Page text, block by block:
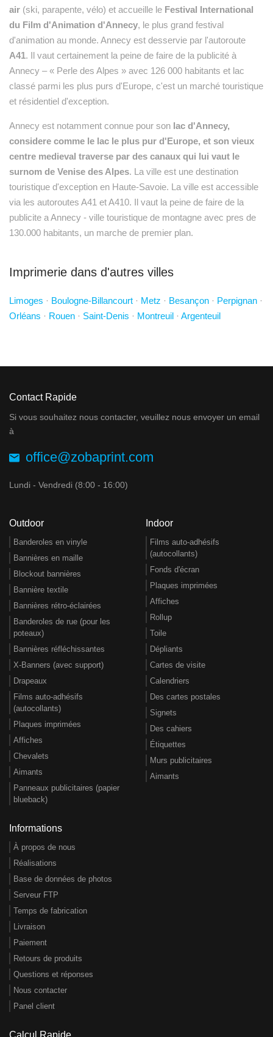
air (ski, parapente, vélo) et accueille le Festival International
du Film d'Animation d'Annecy, le plus grand festival
d'animation au monde. Annecy est desservie par l'autoroute
A41. Il vaut certainement la peine de faire de la publicité à
Annecy – « Perle des Alpes » avec 126 000 habitants et lac
classé parmi les plus purs d'Europe, c'est un marché touristique
et résidentiel d'exception.
Annecy est notamment connue pour son lac d'Annecy,
considere comme le lac le plus pur d'Europe, et son vieux
centre medieval traverse par des canaux qui lui vaut le
surnom de Venise des Alpes. La ville est une destination
touristique d'exception en Haute-Savoie. La ville est accessible
via les autoroutes A41 et A410. Il vaut la peine de faire de la
publicite a Annecy - ville touristique de montagne avec pres de
130.000 habitants, un marche de premier plan.
Imprimerie dans d'autres villes
Limoges · Boulogne-Billancourt · Metz · Besançon · Perpignan ·
Orléans · Rouen · Saint-Denis · Montreuil · Argenteuil
Contact Rapide
Si vous souhaitez nous contacter, veuillez nous envoyer un email
à
office@zobaprint.com
Lundi - Vendredi (8:00 - 16:00)
Outdoor
Banderoles en vinyle
Bannières en maille
Blockout bannières
Bannière textile
Bannières rétro-éclairées
Banderoles de rue (pour les
poteaux)
Bannières réfléchissantes
X-Banners (avec support)
Drapeaux
Films auto-adhésifs
(autocollants)
Plaques imprimées
Affiches
Chevalets
Aimants
Panneaux publicitaires (papier
blueback)
Indoor
Films auto-adhésifs
(autocollants)
Fonds d'écran
Plaques imprimées
Affiches
Rollup
Toile
Dépliants
Cartes de visite
Calendriers
Des cartes postales
Signets
Des cahiers
Étiquettes
Murs publicitaires
Aimants
Informations
À propos de nous
Réalisations
Base de données de photos
Serveur FTP
Temps de fabrication
Livraison
Paiement
Retours de produits
Questions et réponses
Nous contacter
Panel client